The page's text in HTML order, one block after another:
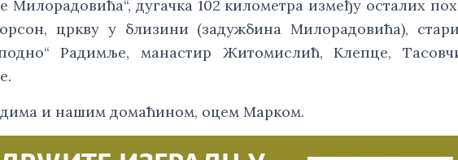
Милорадовића“, дугачка 102 километра између осталих
цркву у близини (задужбина Милорадовића),
Радимље, манастир Житомислић, Клепце,
и нашим домаћином, оцем Марком.